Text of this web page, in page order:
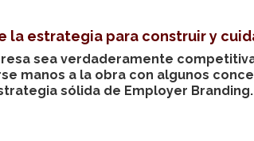
la estrategia para construir y
sea verdaderamente
manos a la obra con algunos
sólida de Employer Branding.